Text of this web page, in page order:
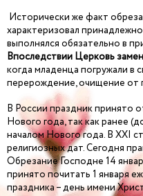
Исторически же факт
характеризовал
выполнялся обязательно в
Впоследствии Церковь
когда младенца погружали
перерождение, очищение от
В России праздник принято
Нового года, так как ранее
началом Нового года. В XXI
религиозных дат. Сегодня
Обрезание Господне 14
принято почитать 1 января
праздника – день имени